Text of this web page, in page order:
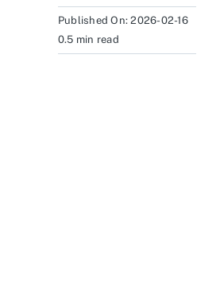
Published On: 2026-02-16
0.5 min read